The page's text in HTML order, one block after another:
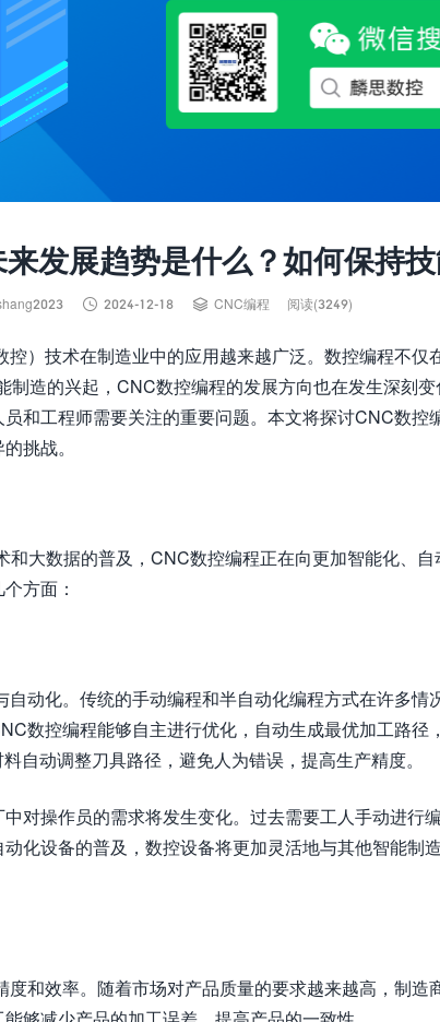
发展趋势是什么？如何保持技
 2024-12-18  CNC编程 阅读(3249)
）技术在制造业中的应用越来越广泛。数控编程不仅
制造的兴起，CNC数控编程的发展方向也在发生深刻
和工程师需要关注的重要问题。本文将探讨CNC数控
挑战。
和大数据的普及，CNC数控编程正在向更加智能化、
方面：
动化。传统的手动编程和半自动化编程方式在许多情
数控编程能够自主进行优化，自动生成最优加工路径
自动调整刀具路径，避免人为错误，提高生产精度。
对操作员的需求将发生变化。过去需要工人手动进行
化设备的普及，数控设备将更加灵活地与其他智能制
和效率。随着市场对产品质量的要求越来越高，制造